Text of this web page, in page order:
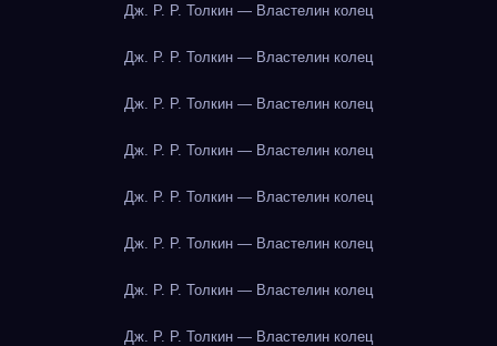
Дж. Р. Р. Толкин — Властелин колец
Дж. Р. Р. Толкин — Властелин колец
Дж. Р. Р. Толкин — Властелин колец
Дж. Р. Р. Толкин — Властелин колец
Дж. Р. Р. Толкин — Властелин колец
Дж. Р. Р. Толкин — Властелин колец
Дж. Р. Р. Толкин — Властелин колец
Дж. Р. Р. Толкин — Властелин колец